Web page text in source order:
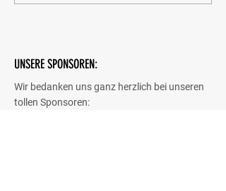
UNSERE SPONSOREN:
Wir bedanken uns ganz herzlich bei unseren
tollen Sponsoren: